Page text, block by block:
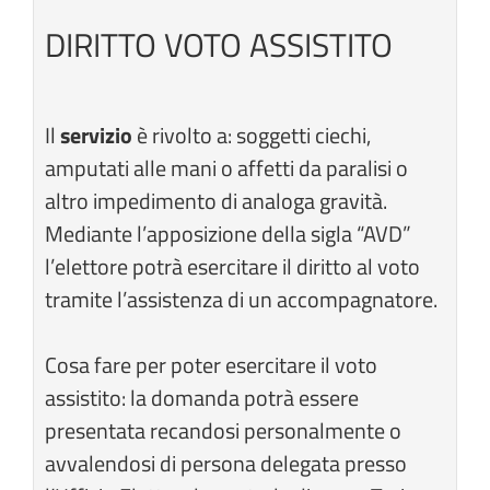
DIRITTO VOTO ASSISTITO
Ilservizioè rivolto a: soggetti ciechi,
amputati alle mani o affetti da paralisi o
altro impedimento di analoga gravità.
Mediante l’apposizione della sigla “AVD”
l’elettore potrà esercitare il diritto al voto
tramite l’assistenza di un accompagnatore.
Cosa fare per poter esercitare il voto
assistito: la domanda potrà essere
presentata recandosi personalmente o
avvalendosi di persona delegata presso